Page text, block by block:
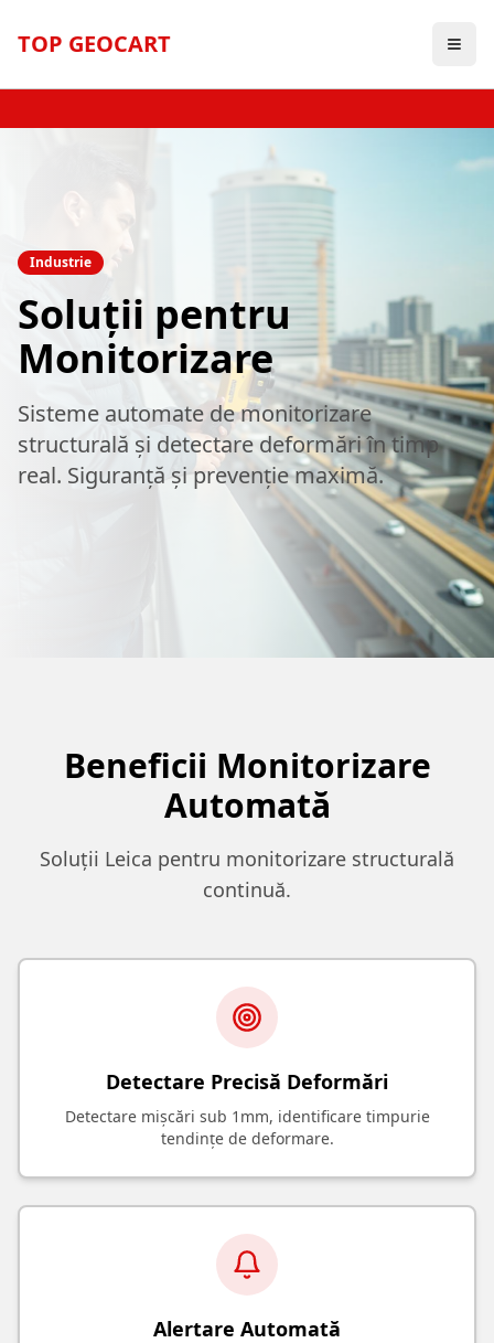
TOP GEOCART
Industrie
Soluții pentru
Monitorizare
Sisteme automate de monitorizare
structurală și detectare deformări în timp
real. Siguranță și prevenție maximă.
Beneficii Monitorizare
Automată
Soluții Leica pentru monitorizare structurală
continuă.
Detectare Precisă Deformări
Detectare mișcări sub 1mm, identificare timpurie
tendințe de deformare.
Alertare Automată